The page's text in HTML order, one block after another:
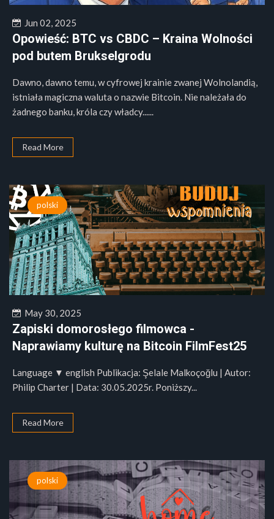
Jun 02, 2025
Opowieść: BTC vs CBDC – Kraina Wolności
pod butem Brukselgrodu
Dawno, dawno temu, w cyfrowej krainie zwanej Wolnolandią,
istniała magiczna waluta o nazwie Bitcoin. Nie należała do
żadnego banku, króla czy władcy......
Read More
polski
May 30, 2025
Zapiski domorosłego filmowca -
Naprawiamy kulturę na Bitcoin FilmFest25
Language ▼ english Publikacja: Şelale Malkoçoğlu | Autor:
Philip Charter | Data: 30.05.2025r. Poniższy...
Read More
polski